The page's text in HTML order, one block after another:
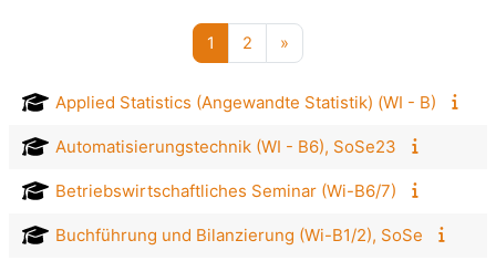
1 Seite 1
2 Seite 2
»
Applied Statistics (Angewandte Statistik) (WI - B)
Automatisierungstechnik (WI - B6), SoSe23
Betriebswirtschaftliches Seminar (Wi-B6/7)
Buchführung und Bilanzierung (Wi-B1/2), SoSe